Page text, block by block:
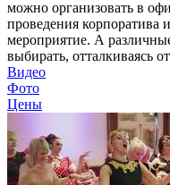
можно организовать в
проведения корпоратива
мероприятие. А
выбирать, отталкиваясь
Видео
Фото
Цены